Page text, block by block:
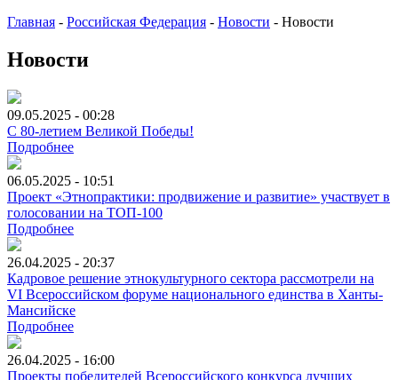
Главная - Российская Федерация - Новости - Новости
Новости
09.05.2025 - 00:28
С 80-летием Великой Победы!
Подробнее
06.05.2025 - 10:51
Проект «Этнопрактики: продвижение и развитие» участвует в
голосовании на ТОП-100
Подробнее
26.04.2025 - 20:37
Кадровое решение этнокультурного сектора рассмотрели на
VI Всероссийском форуме национального единства в Ханты-
Мансийске
Подробнее
26.04.2025 - 16:00
Проекты победителей Всероссийского конкурса лучших